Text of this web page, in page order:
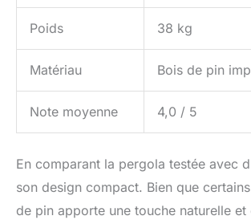
Poids 38 kg
Matériau Bois de pin
Note moyenne 4,0 / 5
En comparant la pergola testée avec
son design compact. Bien que
de pin apporte une touche naturelle